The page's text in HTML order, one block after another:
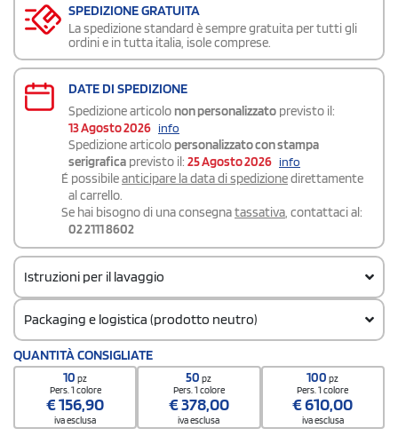
SPEDIZIONE GRATUITA
La spedizione standard è sempre gratuita per tutti gli
ordini e in tutta italia, isole comprese.
DATE DI SPEDIZIONE
Spedizione articolo non personalizzato previsto il:
13 Agosto 2026 info
Spedizione articolo personalizzato con stampa
serigrafica previsto il: 25 Agosto 2026 info
É possibileanticipare la data di spedizionedirettamente
al carrello.
Se hai bisogno di una consegnatassativa, contattaci al:
02 2111 8602
Istruzioni per il lavaggio
Packaging e logistica (prodotto neutro)
Codice doganale
65050030
Quantità per confezione
Quantità per scatola
QUANTITÀ CONSIGLIATE
10pz
Pers. 1 colore
€156,90
iva esclusa
50pz
Pers. 1 colore
€378,00
iva esclusa
100pz
Pers. 1 colore
€610,00
iva esclusa